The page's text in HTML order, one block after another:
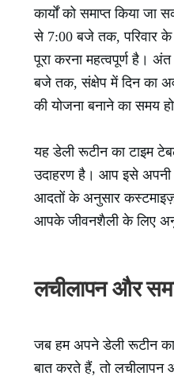
कार्यों को समाप्त किया
से 7:00 बजे तक, परिवार के
पूरा करना महत्वपूर्ण है।
बजे तक, संक्षेप में दिन का
की योजना बनाने का समय
यह डेली रूटीन का टाइम
उदाहरण है। आप इसे
आदतों के अनुसार
आपके जीवनशैली के लिए
लचीलापन और
जब हम अपने डेली रूटीन
बात करते हैं, तो